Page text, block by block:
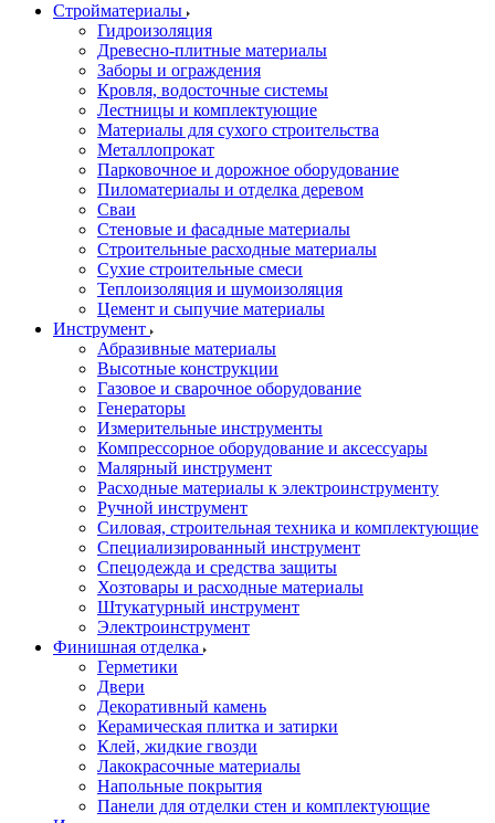
Стройматериалы
Гидроизоляция
Древесно-плитные материалы
Заборы и ограждения
Кровля, водосточные системы
Лестницы и комплектующие
Материалы для сухого строительства
Металлопрокат
Парковочное и дорожное оборудование
Пиломатериалы и отделка деревом
Сваи
Стеновые и фасадные материалы
Строительные расходные материалы
Сухие строительные смеси
Теплоизоляция и шумоизоляция
Цемент и сыпучие материалы
Инструмент
Абразивные материалы
Высотные конструкции
Газовое и сварочное оборудование
Генераторы
Измерительные инструменты
Компрессорное оборудование и аксессуары
Малярный инструмент
Расходные материалы к электроинструменту
Ручной инструмент
Силовая, строительная техника и комплектующие
Специализированный инструмент
Спецодежда и средства защиты
Хозтовары и расходные материалы
Штукатурный инструмент
Электроинструмент
Финишная отделка
Герметики
Двери
Декоративный камень
Керамическая плитка и затирки
Клей, жидкие гвозди
Лакокрасочные материалы
Напольные покрытия
Панели для отделки стен и комплектующие